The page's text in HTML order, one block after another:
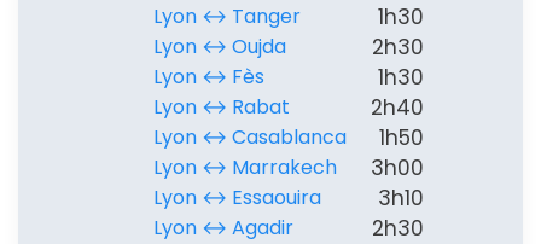
Lyon ↔︎ Tanger
1h30
Lyon ↔︎ Oujda 2h30
Lyon ↔︎ Fès 1h30
Lyon ↔︎ Rabat 2h40
Lyon ↔︎ Casablanca 1h50
Lyon ↔︎ Marrakech 3h00
Lyon ↔︎ Essaouira 3h10
Lyon ↔︎ Agadir 2h30
Politique de
confidentialité.